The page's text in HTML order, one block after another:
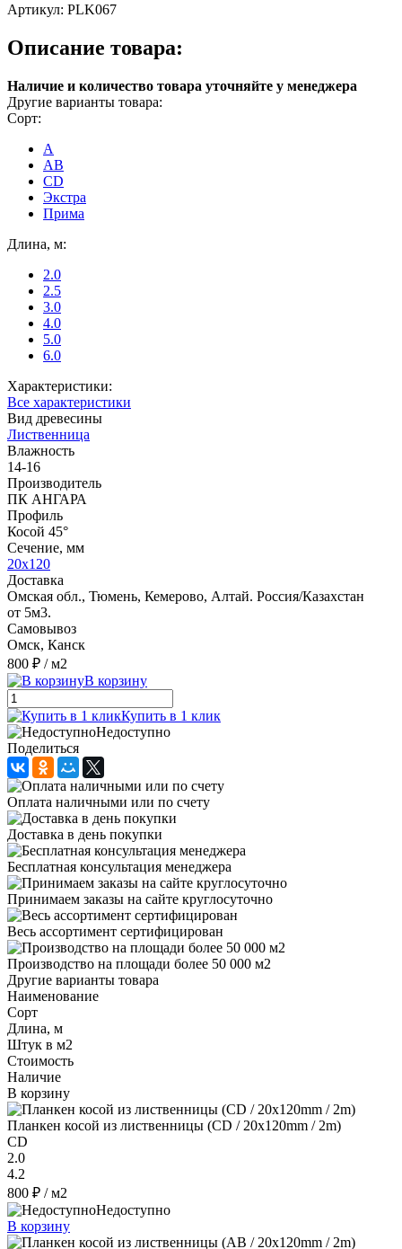
Артикул: PLK067
Описание товара:
Наличие и количество товара уточняйте у менеджера
Другие варианты товара:
Сорт:
A
AB
CD
Экстра
Прима
Длина, м:
2.0
2.5
3.0
4.0
5.0
6.0
Характеристики:
Все характеристики
Вид древесины
Лиственница
Влажность
14-16
Производитель
ПК АНГАРА
Профиль
Косой 45°
Сечение, мм
20х120
Доставка
Омская обл., Тюмень, Кемерово, Алтай. Россия/Казахстан
от 5м3.
Самовывоз
Омск, Канск
800 ₽ / м2
В корзину
Купить в 1 клик
Недоступно
Поделиться
Оплата наличными или по счету
Доставка в день покупки
Бесплатная консультация менеджера
Принимаем заказы на сайте круглосуточно
Весь ассортимент сертифицирован
Производство на площади более 50 000 м2
Другие варианты товара
Наименование
Сорт
Длина, м
Штук в м2
Стоимость
Наличие
В корзину
Планкен косой из лиственницы (CD / 20x120mm / 2m)
CD
2.0
4.2
800 ₽ / м2
Недоступно
В корзину